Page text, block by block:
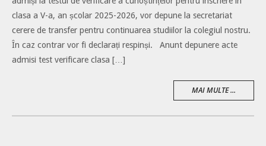
clasa a V-a, an școlar 2025-2026, vor depune la secretariat
cerere de transfer pentru continuarea studiilor la colegiul nostru.
În caz contrar vor fi declarați respinși. Anunt depunere acte
admisi test verificare clasa […]
MAI MULTE ...